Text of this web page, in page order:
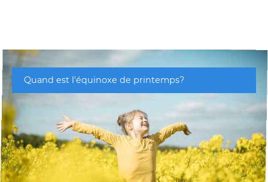
Quand est l'équinoxe de printemps?